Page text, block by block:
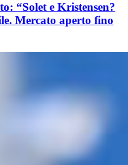
“Solet e Kristensen?
Mercato aperto fino